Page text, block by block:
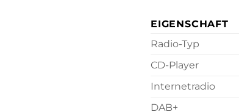
EIGENSCHAFT
Radio-Typ
CD-Player
Internetradio
DAB+